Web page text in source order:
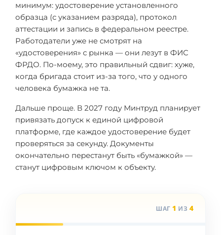
минимум: удостоверение установленного
образца (с указанием разряда), протокол
аттестации и запись в федеральном реестре.
Работодатели уже не смотрят на
«удостоверения» с рынка — они лезут в ФИС
ФРДО. По-моему, это правильный сдвиг: хуже,
когда бригада стоит из-за того, что у одного
человека бумажка не та.
Дальше проще. В 2027 году Минтруд планирует
привязать допуск к единой цифровой
платформе, где каждое удостоверение будет
проверяться за секунду. Документы
окончательно перестанут быть «бумажкой» —
станут цифровым ключом к объекту.
ШАГ 1 ИЗ 4